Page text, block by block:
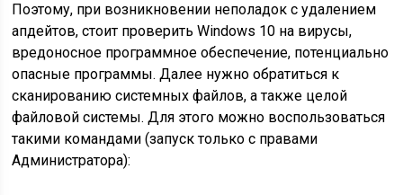
Поэтому, при возникновении неполадок с удалением
апдейтов, стоит проверить Windows 10 на вирусы,
вредоносное программное обеспечение, потенциально
опасные программы. Далее нужно обратиться к
сканированию системных файлов, а также целой
файловой системы. Для этого можно воспользоваться
такими командами (запуск только с правами
Администратора):